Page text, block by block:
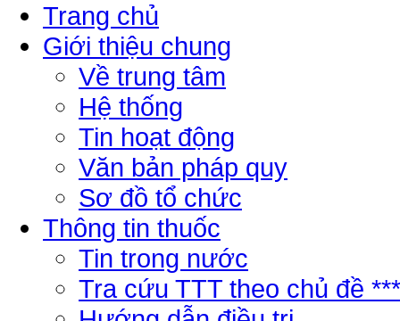
Trang chủ
Giới thiệu chung
Về trung tâm
Hệ thống
Tin hoạt động
Văn bản pháp quy
Sơ đồ tổ chức
Thông tin thuốc
Tin trong nước
Tra cứu TTT theo chủ đề ***